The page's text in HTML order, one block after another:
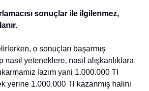
sonuçlar ile ilgilenmez,
o sonuçları başarmış
nasıl yeteneklere, nasıl alışkanlıklara
lazım yani 1.000.000 Tl
yerine 1.000.000 Tl kazanmış halini